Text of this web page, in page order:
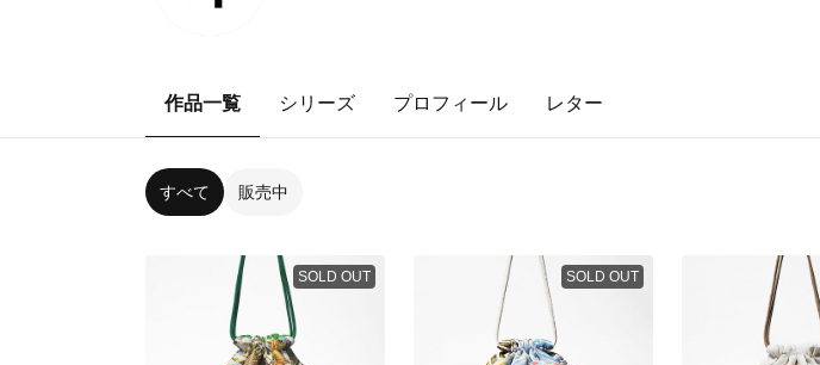
作品一覧 シリーズ プロフィール レター
すべて 販売中
SOLD OUT SOLD OUT